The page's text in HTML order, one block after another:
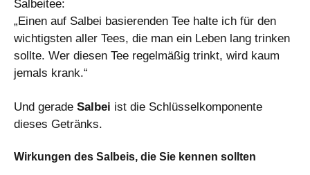
Salbeitee:
„Einen auf Salbei basierenden Tee halte ich für den
wichtigsten aller Tees, die man ein Leben lang trinken
sollte. Wer diesen Tee regelmäßig trinkt, wird kaum
jemals krank.“
Und gerade Salbei ist die Schlüsselkomponente
dieses Getränks.
Wirkungen des Salbeis, die Sie kennen sollten